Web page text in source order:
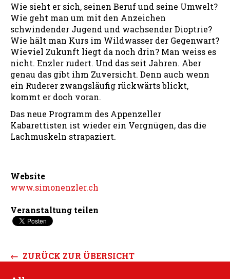
Wie sieht er sich, seinen Beruf und seine Umwelt?
Wie geht man um mit den Anzeichen
schwindender Jugend und wachsender Dioptrie?
Wie hält man Kurs im Wildwasser der Gegenwart?
Wieviel Zukunft liegt da noch drin? Man weiss es
nicht. Enzler rudert. Und das seit Jahren. Aber
genau das gibt ihm Zuversicht. Denn auch wenn
ein Ruderer zwangsläufig rückwärts blickt,
kommt er doch voran.
Das neue Programm des Appenzeller
Kabarettisten ist wieder ein Vergnügen, das die
Lachmuskeln strapaziert.
Website
www.simonenzler.ch
Veranstaltung teilen
← ZURÜCK ZUR ÜBERSICHT